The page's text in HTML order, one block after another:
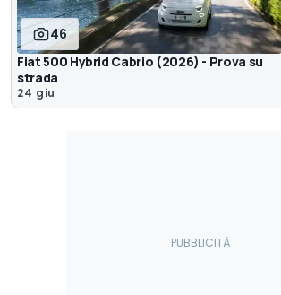
46
Fiat 500 Hybrid Cabrio (2026) - Prova su
strada
24 giu